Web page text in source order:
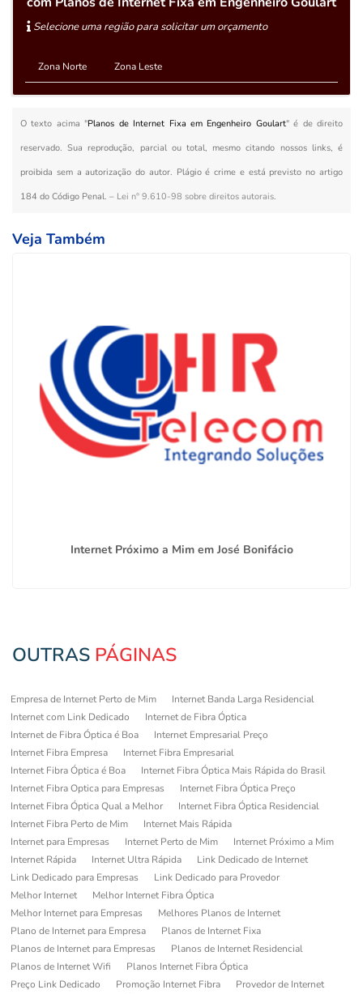
Selecione uma região para solicitar um orçamento
Zona Norte Zona Leste
O texto acima "Planos de Internet Fixa em Engenheiro Goulart" é de direito
reservado. Sua reprodução, parcial ou total, mesmo citando nossos links, é
proibida sem a autorização do autor. Plágio é crime e está previsto no artigo
184 do Código Penal. – Lei n° 9.610-98 sobre direitos autorais.
Veja Também
Internet Próximo a Mim em José Bonifácio
OUTRAS PÁGINAS
Empresa de Internet Perto de Mim
Internet Banda Larga Residencial
Internet com Link Dedicado
Internet de Fibra Óptica
Internet de Fibra Óptica é Boa
Internet Empresarial Preço
Internet Fibra Empresa
Internet Fibra Empresarial
Internet Fibra Óptica é Boa
Internet Fibra Óptica Mais Rápida do Brasil
Internet Fibra Optica para Empresas
Internet Fibra Óptica Preço
Internet Fibra Óptica Qual a Melhor
Internet Fibra Óptica Residencial
Internet Fibra Perto de Mim
Internet Mais Rápida
Internet para Empresas
Internet Perto de Mim
Internet Próximo a Mim
Internet Rápida
Internet Ultra Rápida
Link Dedicado de Internet
Link Dedicado para Empresas
Link Dedicado para Provedor
Melhor Internet
Melhor Internet Fibra Óptica
Melhor Internet para Empresas
Melhores Planos de Internet
Plano de Internet para Empresa
Planos de Internet Fixa
Planos de Internet para Empresas
Planos de Internet Residencial
Planos de Internet Wifi
Planos Internet Fibra Óptica
Preço Link Dedicado
Promoção Internet Fibra
Provedor de Internet